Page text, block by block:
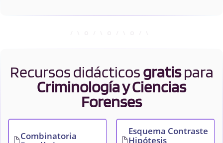
Recursos didácticosgratispara
Criminología y Ciencias
Forenses
Combinatoria
Esquema Contraste
Hipótesis